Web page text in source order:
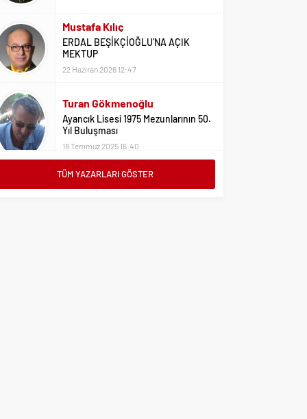
ERDAL BEŞİKÇİOĞLU’NA AÇIK
MEKTUP
22 Haziran 2026 12:47
Ayancık Lisesi 1975 Mezunlarının 50.
Yıl Buluşması
18 Temmuz 2025 16:40
Adil Yıldız
Bu Sene Fenerbahçe Ülke Puanlarını
Sırtladı
TÜM YAZARLARI GÖSTER